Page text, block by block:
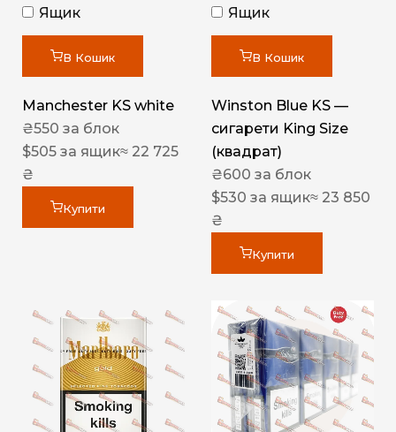
Ящик
В Кошик
Manchester KS white
₴550 за блок
$505 за ящик≈ 22 725
₴
Купити
Ящик
В Кошик
Winston Blue KS —
сигарети King Size
(квадрат)
₴600 за блок
$530 за ящик≈ 23 850
₴
Купити